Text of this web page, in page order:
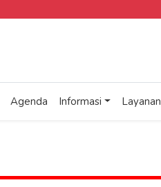
Agenda Informasi Layanan